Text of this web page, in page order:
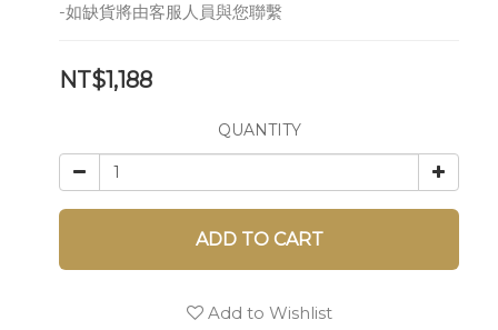
-如缺貨將由客服人員與您聯繫
NT$1,188
QUANTITY
ADD TO CART
Add to Wishlist